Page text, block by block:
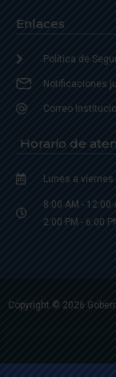
Enlaces
Política de
Notificaciones
Correo
Horario de
Lunes a viernes
8:00 AM - 12:00
2:00 PM - 6:00
Copyright © 2026